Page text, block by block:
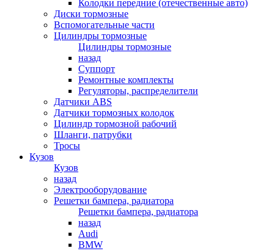
Колодки передние (отечественные авто)
Диски тормозные
Вспомогательные части
Цилиндры тормозные
Цилиндры тормозные
назад
Суппорт
Ремонтные комплекты
Регуляторы, распределители
Датчики ABS
Датчики тормозных колодок
Цилиндр тормозной рабочий
Шланги, патрубки
Тросы
Кузов
Кузов
назад
Электрооборудование
Решетки бампера, радиатора
Решетки бампера, радиатора
назад
Audi
BMW